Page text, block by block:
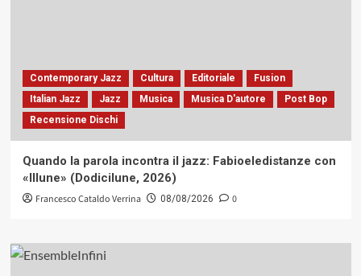
Contemporary Jazz Cultura Editoriale
Fusion
Italian Jazz
Jazz Musica Musica D'autore
Post Bop
Recensione Dischi
Quando la parola incontra il jazz: Fabioeledistanze con
«Illune» (Dodicilune, 2026)
Francesco Cataldo Verrina 08/08/2026 0